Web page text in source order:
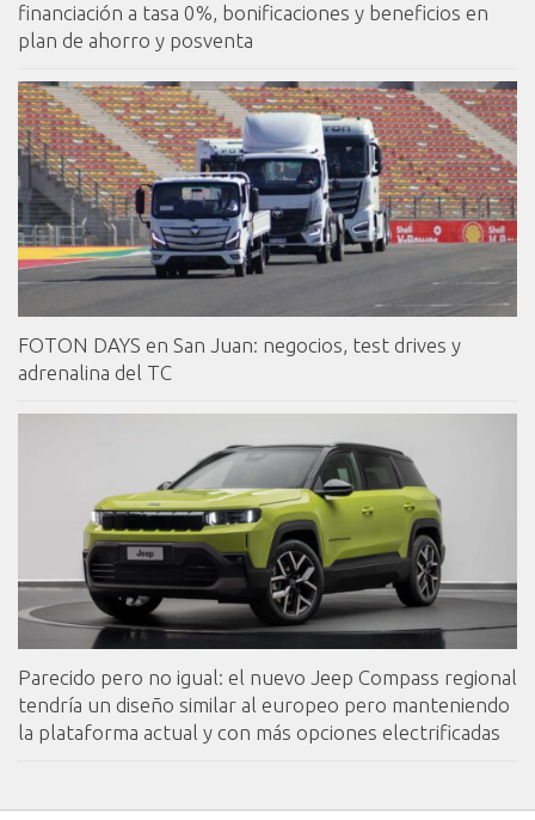
financiación a tasa 0%, bonificaciones y beneficios en
plan de ahorro y posventa
FOTON DAYS en San Juan: negocios, test drives y
adrenalina del TC
Parecido pero no igual: el nuevo Jeep Compass regional
tendría un diseño similar al europeo pero manteniendo
la plataforma actual y con más opciones electrificadas